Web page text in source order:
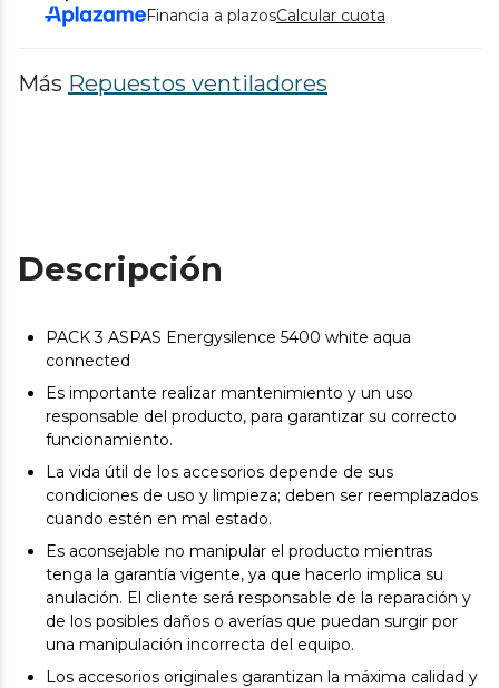
Financia a plazosCalcular cuota
Más Repuestos ventiladores
Descripción
PACK 3 ASPAS Energysilence 5400 white aqua
connected
Es importante realizar mantenimiento y un uso
responsable del producto, para garantizar su correcto
funcionamiento.
La vida útil de los accesorios depende de sus
condiciones de uso y limpieza; deben ser reemplazados
cuando estén en mal estado.
Es aconsejable no manipular el producto mientras
tenga la garantía vigente, ya que hacerlo implica su
anulación. El cliente será responsable de la reparación y
de los posibles daños o averías que puedan surgir por
una manipulación incorrecta del equipo.
Los accesorios originales garantizan la máxima calidad y